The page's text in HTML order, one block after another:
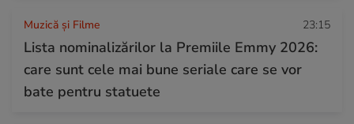
Muzică și Filme 23:15
Lista nominalizărilor la Premiile Emmy 2026:
care sunt cele mai bune seriale care se vor
bate pentru statuete